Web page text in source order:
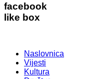
facebook
like box
Naslovnica
Vijesti
Kultura